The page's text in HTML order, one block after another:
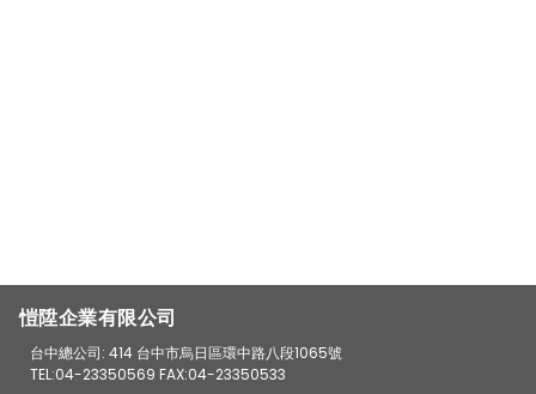
愷陞企業有限公司
台中總公司: 414 台中市烏日區環中路八段1065號
TEL:04-23350569 FAX:04-23350533